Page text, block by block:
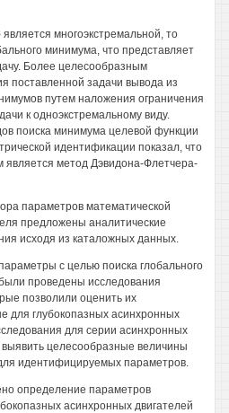
многоэкстремальной, то
минимума, что представляет
Более целесообразным
поставленной задачи вывода из
путем наложения ограничения
к одноэкстремальному виду.
поиска минимума целевой функции
идентификации показал, что
метод Дэвидона-Флетчера-
параметров математической
предложены аналитические
исходя из каталожных данных.
с целью поиска глобального
проведены исследования
позволили оценить их
для глубокопазных асинхронных
для серии асинхронных
целесообразные величины
идентифицируемых параметров.
определение параметров
асинхронных двигателей